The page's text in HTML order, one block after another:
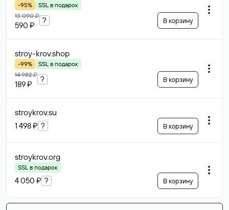
-95%
SSL в подарок
13 090 ₽
590 ₽
? В корзину
stroy-krov.shop
-99%
SSL в подарок
14 982 ₽
189 ₽
? В корзину
stroykrov.su
1 498 ₽ ? В корзину
stroykrov.org
SSL в подарок
4 050 ₽ ? В корзину